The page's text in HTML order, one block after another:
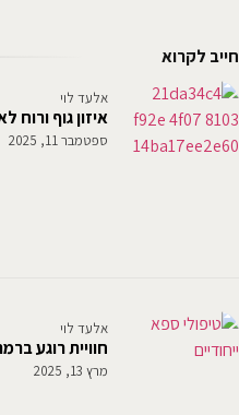
חייב לקרוא
איזון גוף ורוח
אלעד לוי
ספטמבר 11, 2025
חוויית רוגע
אלעד לוי
מרץ 13, 2025